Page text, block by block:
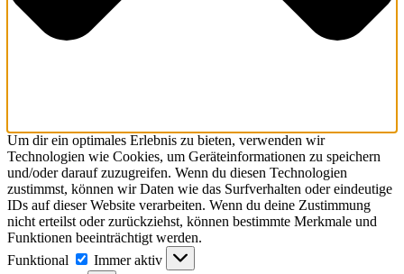
Um dir ein optimales Erlebnis zu bieten, verwenden wir
Technologien wie Cookies, um Geräteinformationen zu speichern
und/oder darauf zuzugreifen. Wenn du diesen Technologien
zustimmst, können wir Daten wie das Surfverhalten oder eindeutige
IDs auf dieser Website verarbeiten. Wenn du deine Zustimmung
nicht erteilst oder zurückziehst, können bestimmte Merkmale und
Funktionen beeinträchtigt werden.
Funktional
Immer aktiv